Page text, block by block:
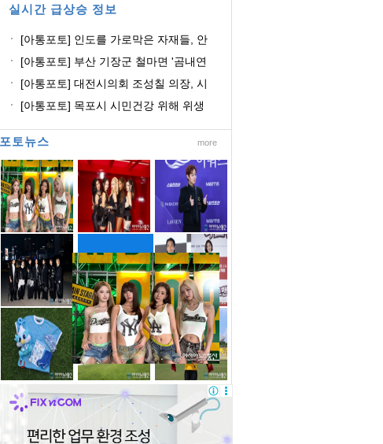
실시간 급상승 정보
[아통포토] 인도를 가로막은 자재들, 안
[아통포토] 부산 기장군 철마면 '곰내연
[아통포토] 대전시의회 조성칠 의장, 시
[아통포토] 목포시 시민건강 위해 위생
포토뉴스 more